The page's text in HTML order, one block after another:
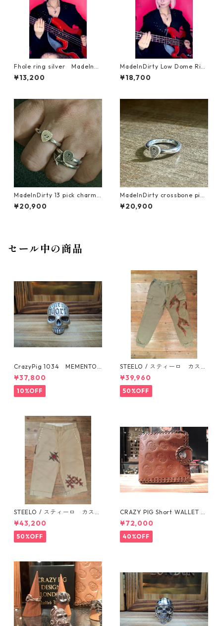
Fhole ring silver MadeInDi
rty RockCultureJewelry Alic
eSyndrome SEBEEN bassist
¥13,200
MadeInDirty Low Dome Rin
g F hole silver AliceSyndro
me SEBEEN bassist 앨리스신
¥18,700
MadeInDirty 13 pick charm r
ing
¥20,900
MadeInDirty crossbone pick
charm ring
¥20,900
セール中の商品
CrazyPig 1034 MEMENTO
MORI SKULL RING
¥37,800
10%OFF
STEELO / スティーロ カスタ
ム パンツ custom pants No
4
¥39,960
50%OFF
STEELO / スティーロ カスタ
ムパンツ Custom pants No1
¥43,200
50%OFF
CRAZY PIG Short WALLET Br
own クレイジーピッグ
¥72,000
40%OFF